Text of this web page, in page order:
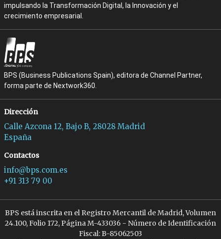
impulsando la Transformación Digital, la Innovación y el
crecimiento empresarial.
BPS (Business Publications Spain), editora de Channel Partner,
forma parte de Nextwork360.
Dirección
Calle Azcona 12, Bajo B, 28028 Madrid
España
Contactos
info@bps.com.es
+91 313 79 00
BPS está inscrita en el Registro Mercantil de Madrid, Volumen
24.100, Folio 172, Página M-433036 - Número de Identificación
Fiscal: B-85062503